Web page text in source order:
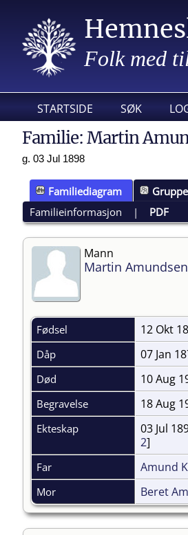
Folk med
STARTSIDE SØK
Familie: Martin
g. 03 Jul 1898
Familiediagram
Familieinformasjon | PDF
Mann
Martin
Fødsel 12 Okt
Dåp 07 Jan
Død 10 Aug
Begravelse 18 Aug
Ekteskap 03 Jul
2]
Far Amund
Mor Beret